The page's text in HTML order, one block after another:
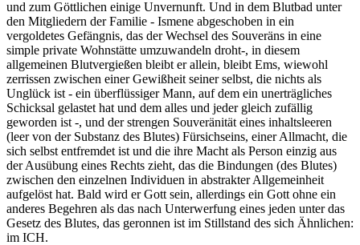
und zum Göttlichen einige Unvernunft. Und in dem Blutbad unter
den Mitgliedern der Familie - Ismene abgeschoben in ein
vergoldetes Gefängnis, das der Wechsel des Souveräns in eine
simple private Wohnstätte umzuwandeln droht-, in diesem
allgemeinen Blutvergießen bleibt er allein, bleibt Ems, wiewohl
zerrissen zwischen einer Gewißheit seiner selbst, die nichts als
Unglück ist - ein überflüssiger Mann, auf dem ein unerträgliches
Schicksal gelastet hat und dem alles und jeder gleich zufällig
geworden ist -, und der strengen Souveränität eines inhaltsleeren
(leer von der Substanz des Blutes) Fürsichseins, einer Allmacht, die
sich selbst entfremdet ist und die ihre Macht als Person einzig aus
der Ausübung eines Rechts zieht, das die Bindungen (des Blutes)
zwischen den einzelnen Individuen in abstrakter Allgemeinheit
aufgelöst hat. Bald wird er Gott sein, allerdings ein Gott ohne ein
anderes Begehren als das nach Unterwerfung eines jeden unter das
Gesetz des Blutes, das geronnen ist im Stillstand des sich Ähnlichen:
im ICH.